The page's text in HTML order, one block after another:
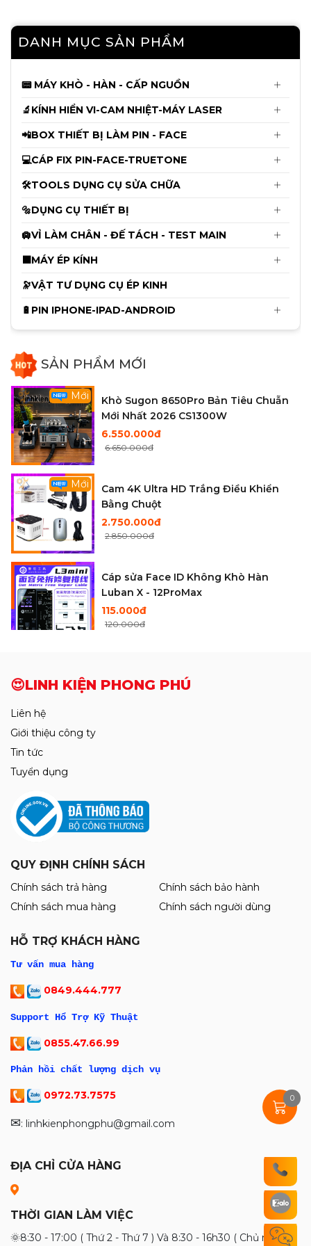
DANH MỤC SẢN PHẨM
📟 MÁY KHÒ - HÀN - CẤP NGUỒN
🔬KÍNH HIỂN VI-CAM NHIỆT-MÁY LASER
📲BOX THIẾT BỊ LÀM PIN - FACE
💻CÁP FIX PIN-FACE-TRUETONE
🛠️TOOLS DỤNG CỤ SỬA CHỮA
🔩DỤNG CỤ THIẾT BỊ
🛄VỈ LÀM CHÂN - ĐẾ TÁCH - TEST MAIN
⬛MÁY ÉP KÍNH
🔭VẬT TƯ DỤNG CỤ ÉP KINH
🔋PIN IPHONE-IPAD-ANDROID
SẢN PHẨM MỚI
Mạch Làm Face Luban L3mini Truyền
Thống và Không khò Hàn: X đến
490.000đ
Mới
Kính Hiển Vi 3 Mắt YCS Yang Chang
Shun 6558X ( Kèm đèn ) - Chưa Kèm
4.750.000đ
Cáp Fix Pin JCID từ 11 - 14ProMax dùng
cho V1s-V1se-V1sPro
Cáp làm Face JCID Không Khò Hàn X
đến 12ProMax
150.000đ
Mới
Khò Sugon 8650Pro Bản Tiêu Chuẫn
Mới Nhất 2026 CS1300W
6.550.000đ
6.650.000đ
Mới
Cam 4K Ultra HD Trắng Điều Khiển
Bằng Chuột
2.750.000đ
2.850.000đ
Cáp sửa Face ID Không Khò Hàn
Luban X - 12ProMax
115.000đ
120.000đ
Có Đế Cắm Tovit ( Size 45cm x 28cm )
1.700.000đ
Cáp sửa Face ID AYTool A108 Không
115.000đ
Mới
Y007 Xoay 360°. Tích Hợp AI Thông
P2 Pro (30V - 5A / 330W)
2.750.000đ
2.850.000đ
Kính Ép Màn Hình Samsung Liền Keo
OCA Hãng Nasan
Thiết Làm Chân IC Luban 138° / 150° /
155.000đ
😍LINH KIỆN PHONG PHÚ
Liên hệ
Giới thiệu công ty
Tin tức
Tuyển dụng
QUY ĐỊNH CHÍNH SÁCH
Chính sách trả hàng
Chính sách bảo hành
Chính sách mua hàng
Chính sách người dùng
HỖ TRỢ KHÁCH HÀNG
Tư vấn mua hàng
0849.444.777
Support Hổ Trợ Kỹ Thuật
0855.47.66.99
Phản hồi chất lượng dịch vụ
0972.73.7575
✉: linhkienphongphu@gmail.com
ĐỊA CHỈ CỬA HÀNG
THỜI GIAN LÀM VIỆC
🌞8:30 - 17:00 ( Thứ 2 - Thứ 7 ) Và 8:30 - 16h30 ( Chủ nhật và
0